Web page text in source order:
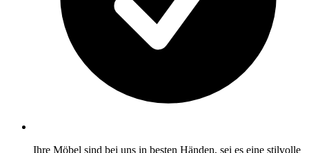
Ihre Möbel sind bei uns in besten Händen, sei es eine stilvolle